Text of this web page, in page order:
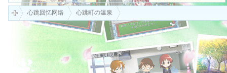
心跳回忆网络 心跳町の溫泉